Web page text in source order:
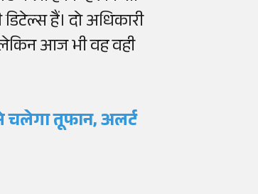
हैं। दो अधिकारी
आज भी वह वही
चलेगा तूफान, अलर्ट